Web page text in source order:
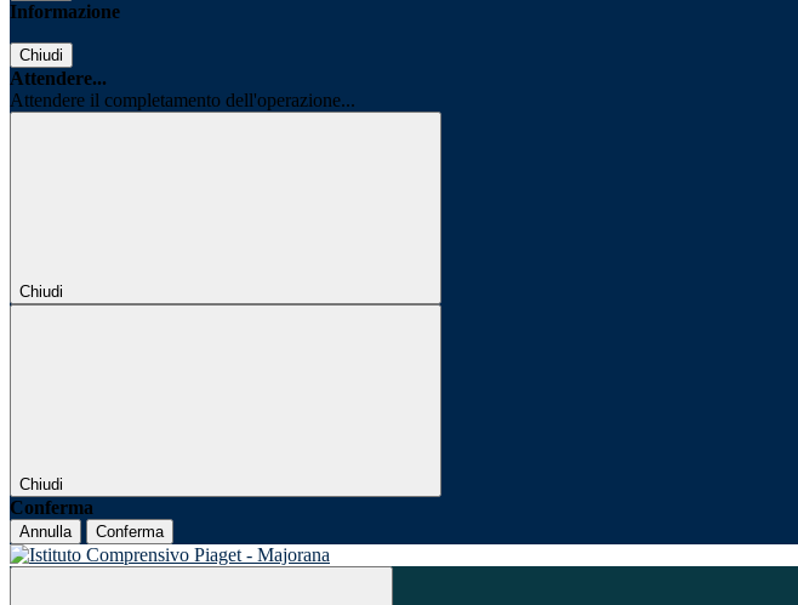
Informazione
Chiudi
Attendere...
Attendere il completamento dell'operazione...
Chiudi
Chiudi
Conferma
Annulla Conferma